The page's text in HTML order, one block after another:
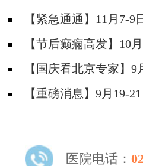
防安全培训纪实
【紧急通通】11月7-
神经内科胡颖教授亲临成
【节后癫痫高发】10
院陈葵博士免费会诊+治
题！
【国庆看北京专家】
天坛&首钢医院两大专家
【重磅消息】9月19-
医院电话：